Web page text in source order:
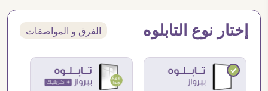
إختار نوع التابلوه الفرق و المواصفات